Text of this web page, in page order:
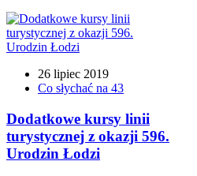
26 lipiec 2019
Co słychać na 43
Dodatkowe kursy linii
turystycznej z okazji 596.
Urodzin Łodzi